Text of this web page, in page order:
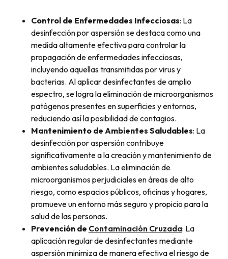
Control de Enfermedades Infecciosas: La
desinfección por aspersión se destaca como una
medida altamente efectiva para controlar la
propagación de enfermedades infecciosas,
incluyendo aquellas transmitidas por virus y
bacterias. Al aplicar desinfectantes de amplio
espectro, se logra la eliminación de microorganismos
patógenos presentes en superficies y entornos,
reduciendo así la posibilidad de contagios.
Mantenimiento de Ambientes Saludables: La
desinfección por aspersión contribuye
significativamente a la creación y mantenimiento de
ambientes saludables. La eliminación de
microorganismos perjudiciales en áreas de alto
riesgo, como espacios públicos, oficinas y hogares,
promueve un entorno más seguro y propicio para la
salud de las personas.
Prevención de Contaminación Cruzada: La
aplicación regular de desinfectantes mediante
aspersión minimiza de manera efectiva el riesgo de